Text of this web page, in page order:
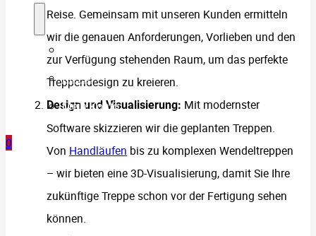
Kasse
Mein Konto
0
Reise. Gemeinsam mit unseren Kunden ermitteln
wir die genauen Anforderungen, Vorlieben und den
zur Verfügung stehenden Raum, um das perfekte
Treppendesign zu kreieren.
Design und Visualisierung: Mit modernster
Software skizzieren wir die geplanten Treppen.
Von Handläufen bis zu komplexen Wendeltreppen
– wir bieten eine 3D-Visualisierung, damit Sie Ihre
zukünftige Treppe schon vor der Fertigung sehen
können.